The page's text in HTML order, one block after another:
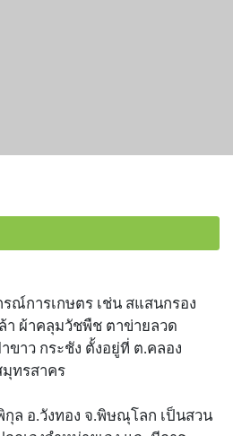
ณ์การเกษตร เช่น สแสนกรอง
า ผ้าคลุมวัชพืช ตาข่ายลวด
ขาว กระชัง ตั้งอยู่ที่ ต.คลอง
ทรสาคร
กุล อ.วังทอง จ.พิษณุโลก เป็นสวน